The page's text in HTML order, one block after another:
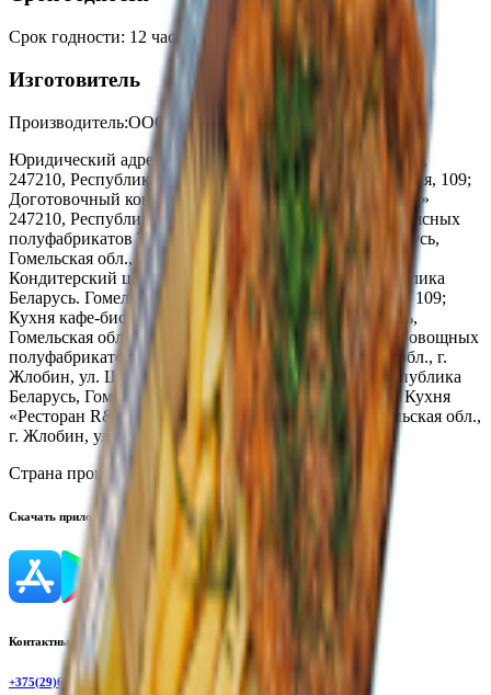
Срок годности: 12 часов при температуре 2+4°С
Изготовитель
Производитель:ООО «Торговая сеть «Продмир»
Юридический адрес:
Кондитерский цех «Три желания»,
247210, Республика Беларусь, г. Жлобин, ул. Шоссейная, 109;
Доготовочный кондитерский цех «Мир продуктов №4»
247210, Республика Беларусь, ул. К.Маркса, 2г; Цех мясных
полуфабрикатов ТРЦ «3 Желания» Республика Беларусь,
Гомельская обл., г. Жлобин, ул. Шоссейная, 109;
Кондитерский цех ТРЦ «3 Желания», 247210, Республика
Беларусь. Гомельская обл., г. Жлобин, ул. Шоссейная, 109;
Кухня кафе-бистро «3 минуты», Республика Беларусь,
Гомельская обл., г. Жлобин, ул. Шоссейная, 109; Цех овощных
полуфабрикатов, Республика Беларусь, Гомельская обл., г.
Жлобин, ул. Шоссейная, 109; Кухня «Кафе ХЗ», Республика
Беларусь, Гомельская обл., г. Жлобин, мкр.18, д. 6А; Кухня
«Ресторан R&B Crash», Республика Беларусь, Гомельская обл.,
г. Жлобин, ул. Шоссейная, 109А
Страна производства:
Республика Беларусь
Скачать приложение
Контактный телефон
+375(29)6875999